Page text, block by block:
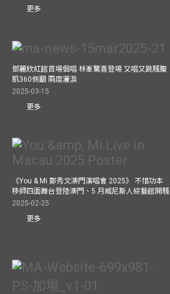
更多
鄧麗欣紅館首場個唱 林峯驚喜登場 又唱又跳騷腹
肌360側翻 兩度灑淚
2025-03-15
更多
《You & Mi 鄭秀文澳門演唱會 2025》 不惜功本
移師四面舞台登陸澳門、5 月威尼斯人綜藝館開騷
2025-02-25
更多